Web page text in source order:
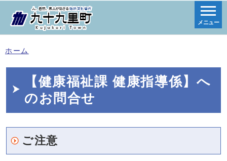
メニュー
ホーム
【健康福祉課 健康指導係】へ
のお問合せ
ご注意